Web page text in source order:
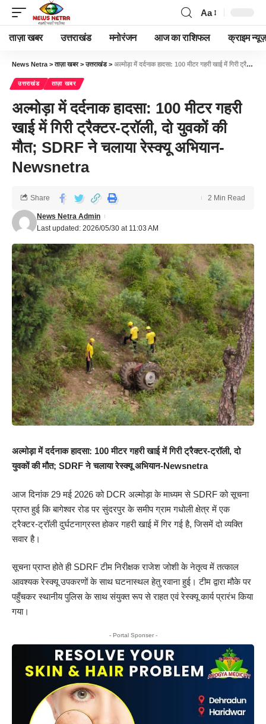
Aa
ताज़ा खबर उत्तराखंड मनोरंजन आज का राशिफल क्राइम न्यूज़
News Netra >ताज़ा खबर>उत्तराखंड> अल्मोड़ा में दर्दनाक हादसा: 100 मीटर गहरी खाई में गिरी ट्रैक्टर-ट्रॉली, दो युवकों की मौत; SDRF ने चलाया रेस्क्यू अभियान-Newsnetra
उत्तराखंड ताज़ा खबर
अल्मोड़ा में दर्दनाक हादसा: 100 मीटर गहरी
खाई में गिरी ट्रैक्टर-ट्रॉली, दो युवकों की
मौत; SDRF ने चलाया रेस्क्यू अभियान-
Newsnetra
Last updated: 2026/05/30 at 11:03 AM
News Netra Admin
Share 2 Min Read
अल्मोड़ा में दर्दनाक हादसा: 100 मीटर गहरी खाई में गिरी ट्रैक्टर-ट्रॉली, दो
युवकों की मौत; SDRF ने चलाया रेस्क्यू अभियान-Newsnetra
आज दिनांक 29 मई 2026 को DCR अल्मोड़ा के माध्यम से SDRF को सूचना
प्राप्त हुई कि बागेश्वर रोड पर सुंदरपुर के समीप ग्राम गधोली क्षेत्र में एक
ट्रैक्टर-ट्रॉली दुर्घटनाग्रस्त होकर गहरी खाई में गिर गई है, जिसमें दो व्यक्ति
सवार है।
सूचना प्राप्त होते ही SDRF टीम निरीक्षक राजेश जोशी के नेतृत्व में तत्काल
आवश्यक रेस्क्यू उपकरणों के साथ घटनास्थल हेतु रवाना हुई। टीम द्वारा मौके पर
पहुँचकर स्थानीय पुलिस के साथ संयुक्त रूप से राहत एवं रेस्क्यू कार्य प्रारंभ किया
गया।
- Portal Sponser -